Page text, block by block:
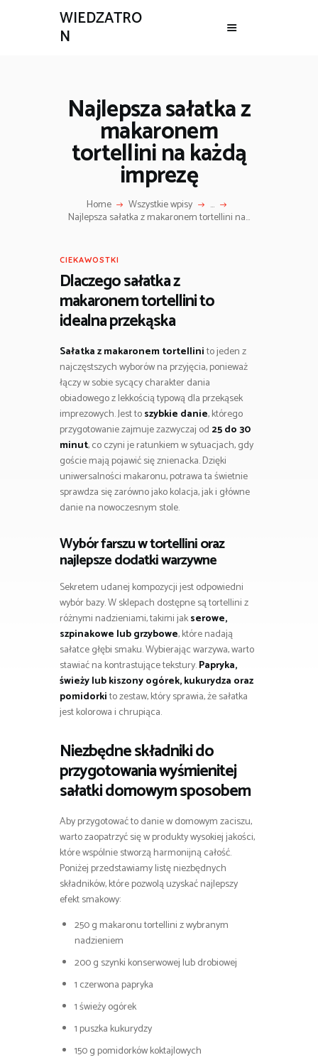
WIEDZATRO
N
Najlepsza sałatka z
makaronem
tortellini na każdą
imprezę
Home Wszystkie wpisy ...
Najlepsza sałatka z makaronem tortellini na...
CIEKAWOSTKI
Dlaczego sałatka z
makaronem tortellini to
idealna przekąska
Sałatka z makaronem tortellinito jeden z
najczęstszych wyborów na przyjęcia, ponieważ
łączy w sobie sycący charakter dania
obiadowego z lekkością typową dla przekąsek
imprezowych. Jest toszybkie danie, którego
przygotowanie zajmuje zazwyczaj od 25 do 30
minut, co czyni je ratunkiem w sytuacjach, gdy
goście mają pojawić się znienacka. Dzięki
uniwersalności makaronu, potrawa ta świetnie
sprawdza się zarówno jako kolacja, jak i główne
danie na nowoczesnym stole.
Wybór farszu w tortellini oraz
najlepsze dodatki warzywne
Sekretem udanej kompozycji jest odpowiedni
wybór bazy. W sklepach dostępne są tortellini z
różnymi nadzieniami, takimi jakserowe,
szpinakowe lub grzybowe, które nadają
sałatce głębi smaku. Wybierając warzywa, warto
stawiać na kontrastujące tekstury.Papryka,
świeży lub kiszony ogórek, kukurydza oraz
pomidorkito zestaw, który sprawia, że sałatka
jest kolorowa i chrupiąca.
Niezbędne składniki do
przygotowania wyśmienitej
sałatki domowym sposobem
Aby przygotować to danie w domowym zaciszu,
warto zaopatrzyć się w produkty wysokiej jakości,
które wspólnie stworzą harmonijną całość.
Poniżej przedstawiamy listę niezbędnych
składników, które pozwolą uzyskać najlepszy
efekt smakowy:
250 g makaronu tortellini z wybranym
nadzieniem
200 g szynki konserwowej lub drobiowej
1 czerwona papryka
1 świeży ogórek
1 puszka kukurydzy
150 g pomidorków koktajlowych